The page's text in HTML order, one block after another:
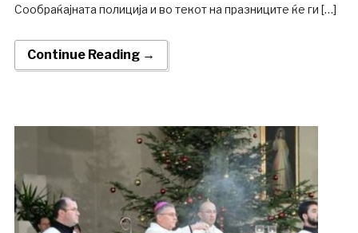
Сообраќајната полиција и во текот на празниците ќе ги […]
Continue Reading →